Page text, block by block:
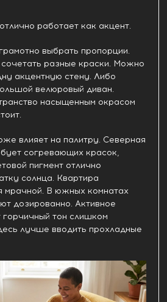
работает как акцент.
выбрать пропорции.
разные краски. Можно
акцентную стену. Либо
велюровый диван.
насыщенным окрасом
влияет на палитру. Северная
согревающих красок,
пигмент отлично
солнца. Квартира
мрачной. В южных комнатах
дозированно. Активное
горчичный тон слишком
лучше вводить прохладные